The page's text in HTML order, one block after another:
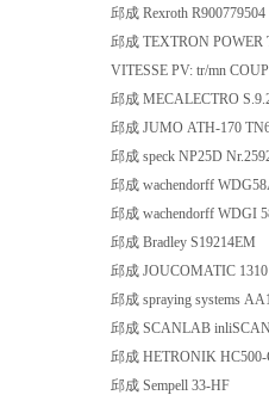
邱成 Rexroth R900779504
邱成 TEXTRON POWER
VITESSE PV: tr/mn
邱成 MECALECTRO
邱成 JUMO ATH-170
邱成 speck NP25D
邱成 wachendorff
邱成 wachendorff WDGI
邱成 Bradley S19214EM
邱成 JOUCOMATIC
邱成 spraying systems
邱成 SCANLAB
邱成 HETRONIK
邱成 Sempell 33-HF